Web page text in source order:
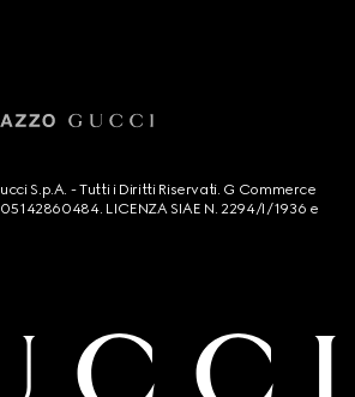
S.p.A. - Tutti i Diritti Riservati. G Commerce
05142860484. LICENZA SIAE N. 2294/I/1936 e